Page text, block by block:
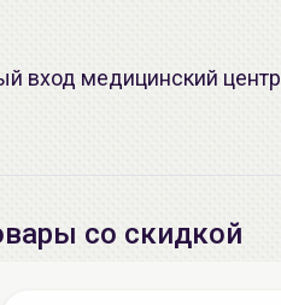
вход медицинский центр
со скидкой